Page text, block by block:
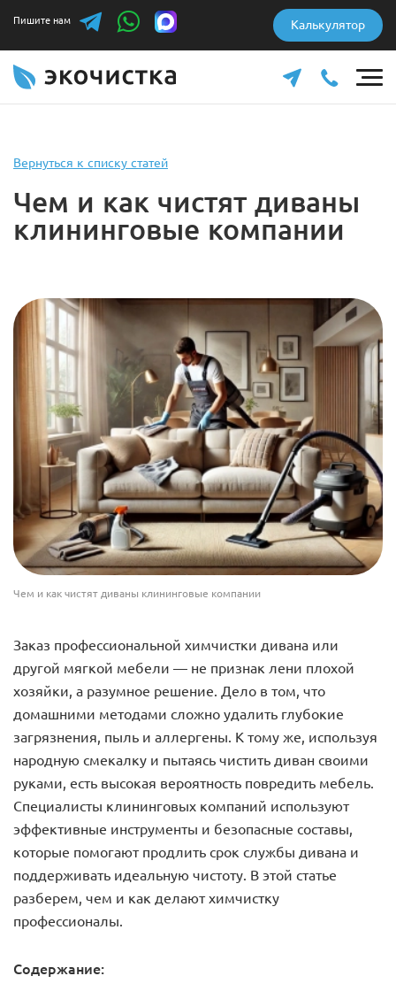
Пишите нам Калькулятор
Вернуться к списку статей
Чем и как чистят диваны
клининговые компании
Чем и как чистят диваны клининговые компании
Заказ профессиональной химчистки дивана или
другой мягкой мебели — не признак лени плохой
хозяйки, а разумное решение. Дело в том, что
домашними методами сложно удалить глубокие
загрязнения, пыль и аллергены. К тому же, используя
народную смекалку и пытаясь чистить диван своими
руками, есть высокая вероятность повредить мебель.
Специалисты клининговых компаний используют
эффективные инструменты и безопасные составы,
которые помогают продлить срок службы дивана и
поддерживать идеальную чистоту. В этой статье
разберем, чем и как делают химчистку
профессионалы.
Содержание: